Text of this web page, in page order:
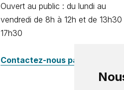
Ouvert au public : du lundi au
vendredi de 8h à 12h et de 13h30
17h30
Contactez-nous par e-mail